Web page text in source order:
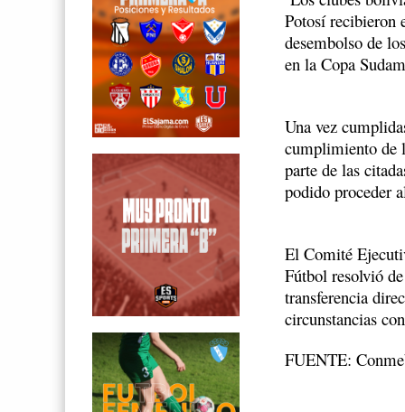
Potosí recibieron
desembolso de
en la Copa
Una vez
cumplimiento de
parte de las
podido proceder
El Comité
Fútbol resolvió
transferencia
circunstancias
FUENTE: